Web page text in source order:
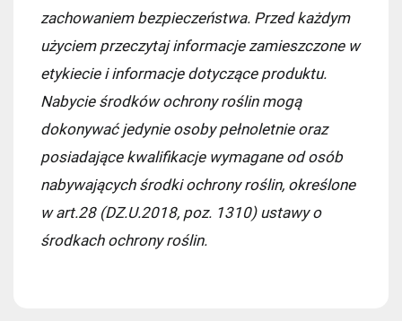
zachowaniem bezpieczeństwa. Przed każdym
użyciem przeczytaj informacje zamieszczone w
etykiecie i informacje dotyczące produktu.
Nabycie środków ochrony roślin mogą
dokonywać jedynie osoby pełnoletnie oraz
posiadające kwalifikacje wymagane od osób
nabywających środki ochrony roślin, określone
w art.28 (DZ.U.2018, poz. 1310) ustawy o
środkach ochrony roślin.